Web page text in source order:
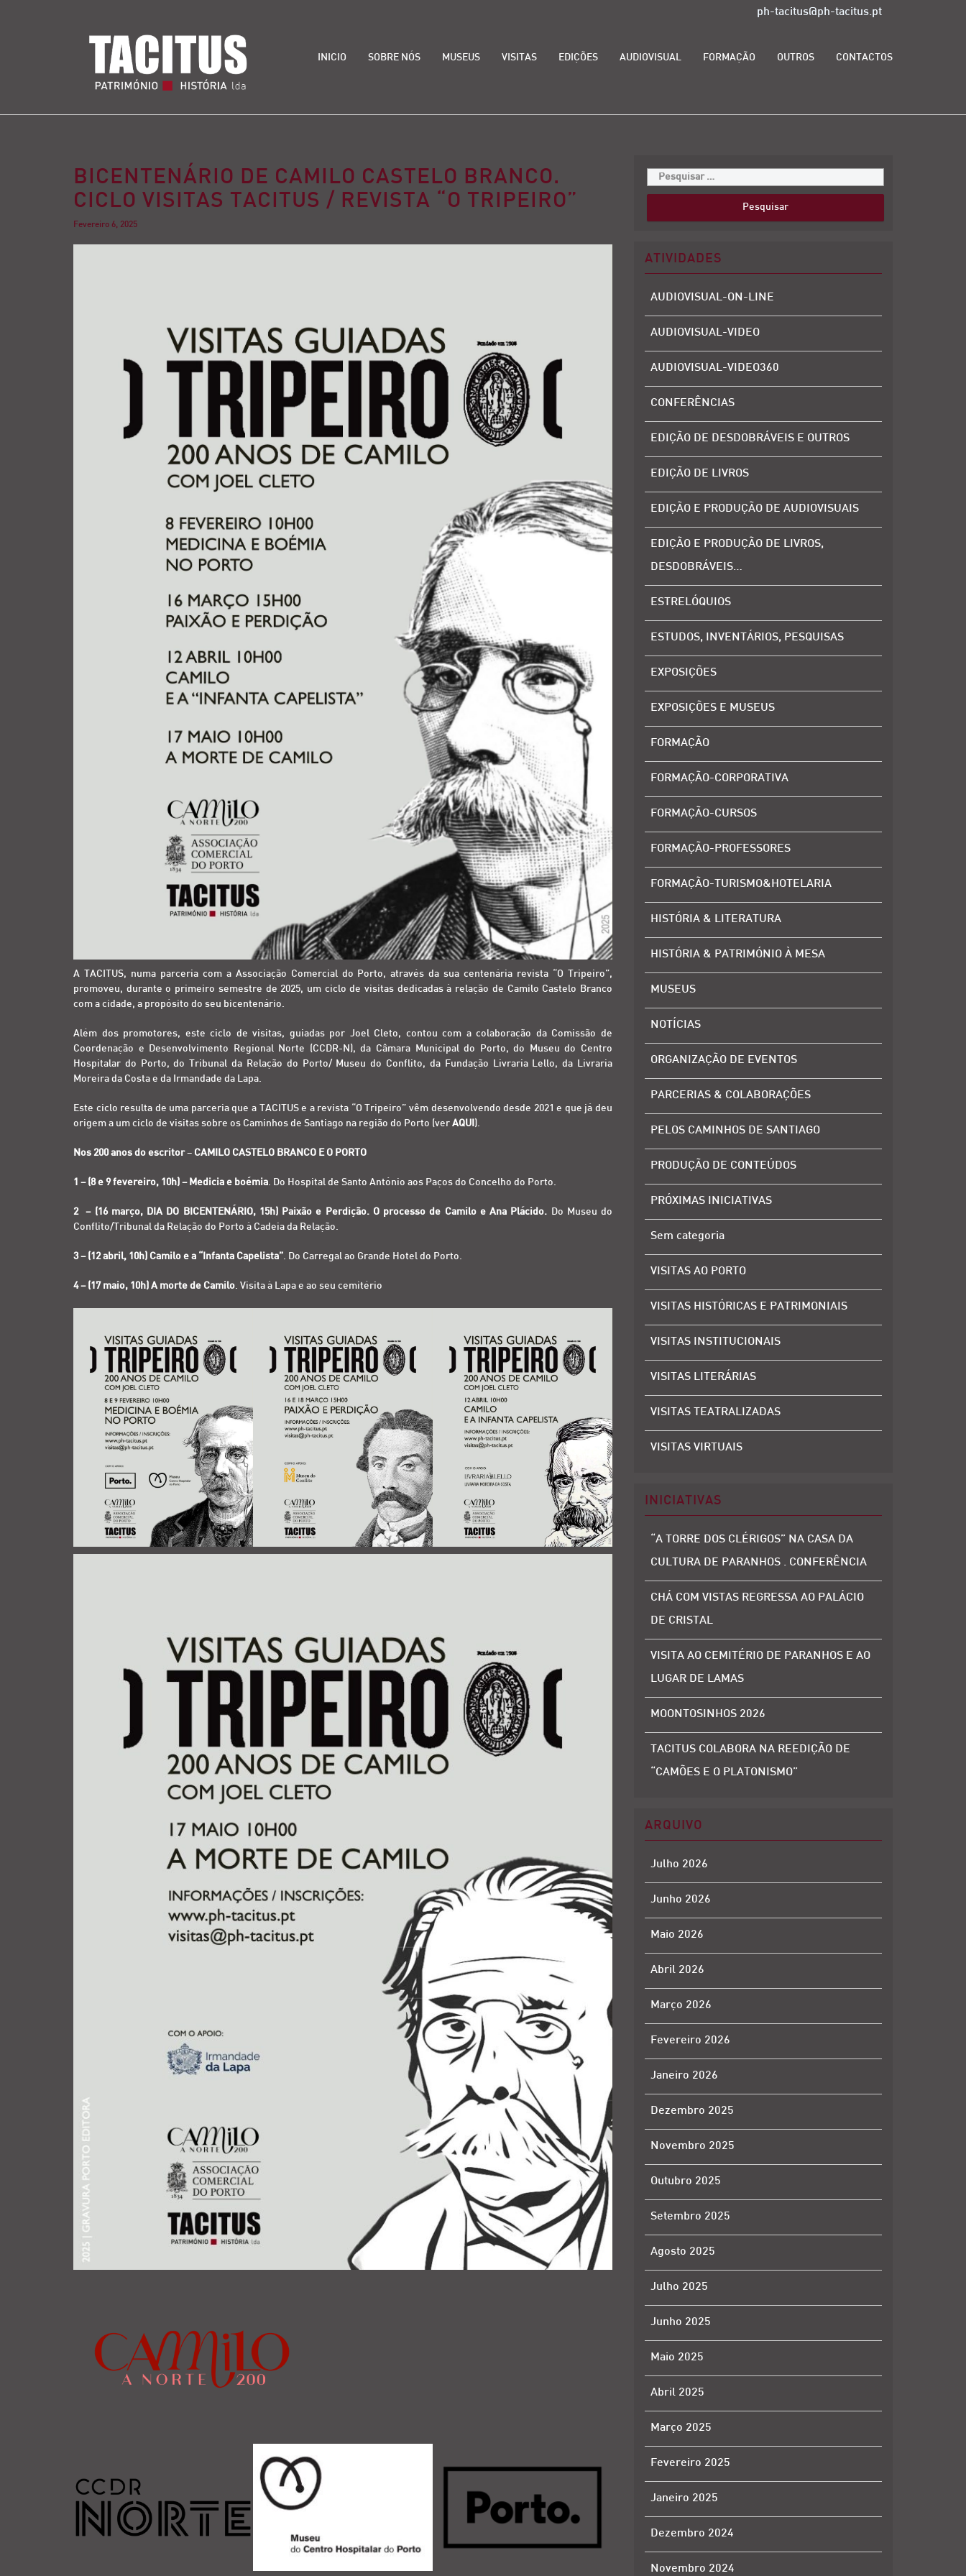
ph-tacitus@ph-tacitus.pt
INICIO SOBRE NÓS MUSEUS VISITAS EDIÇÕES AUDIOVISUAL FORMAÇÃO OUTROS CONTACTOS
BICENTENÁRIO DE CAMILO CASTELO BRANCO.
CICLO VISITAS TACITUS / REVISTA “O TRIPEIRO”
Fevereiro 6, 2025
A TACITUS, numa parceria com a Associação Comercial do Porto, através da sua centenária revista “O Tripeiro”,
promoveu, durante o primeiro semestre de 2025, um ciclo de visitas dedicadas à relação de Camilo Castelo Branco
com a cidade, a propósito do seu bicentenário.
Além dos promotores, este ciclo de visitas, guiadas por Joel Cleto, contou com a colaboração da Comissão de
Coordenação e Desenvolvimento Regional Norte (CCDR-N), da Câmara Municipal do Porto, do Museu do Centro
Hospitalar do Porto, do Tribunal da Relação do Porto/ Museu do Conflito, da Fundação Livraria Lello, da Livraria
Moreira da Costa e da Irmandade da Lapa.
Este ciclo resulta de uma parceria que a TACITUS e a revista “O Tripeiro” vêm desenvolvendo desde 2021 e que já deu
origem a um ciclo de visitas sobre os Caminhos de Santiago na região do Porto (ver AQUI ).
Nos 200 anos do escritor– CAMILO CASTELO BRANCO E O PORTO
1 – (8 e 9 fevereiro, 10h) – Medicia e boémia. Do Hospital de Santo António aos Paços do Concelho do Porto.
2 – (16 março, DIA DO BICENTENÁRIO, 15h) Paixão e Perdição. O processo de Camilo e Ana Plácido. Do Museu do
Conflito/Tribunal da Relação do Porto à Cadeia da Relação.
3 – (12 abril, 10h) Camilo e a “Infanta Capelista”. Do Carregal ao Grande Hotel do Porto.
4 – (17 maio, 10h) A morte de Camilo. Visita à Lapa e ao seu cemitério
ATIVIDADES
AUDIOVISUAL-ON-LINE
AUDIOVISUAL-VIDEO
AUDIOVISUAL-VIDEO360
CONFERÊNCIAS
EDIÇÃO DE DESDOBRÁVEIS E OUTROS
EDIÇÃO DE LIVROS
EDIÇÃO E PRODUÇÃO DE AUDIOVISUAIS
EDIÇÃO E PRODUÇÃO DE LIVROS,
DESDOBRÁVEIS…
ESTRELÓQUIOS
ESTUDOS, INVENTÁRIOS, PESQUISAS
EXPOSIÇÕES
EXPOSIÇÕES E MUSEUS
FORMAÇÃO
FORMAÇÃO-CORPORATIVA
FORMAÇÃO-CURSOS
FORMAÇÃO-PROFESSORES
FORMAÇÃO-TURISMO&HOTELARIA
HISTÓRIA & LITERATURA
HISTÓRIA & PATRIMÓNIO À MESA
MUSEUS
NOTÍCIAS
ORGANIZAÇÃO DE EVENTOS
PARCERIAS & COLABORAÇÕES
PELOS CAMINHOS DE SANTIAGO
PRODUÇÃO DE CONTEÚDOS
PRÓXIMAS INICIATIVAS
Sem categoria
VISITAS AO PORTO
VISITAS HISTÓRICAS E PATRIMONIAIS
VISITAS INSTITUCIONAIS
VISITAS LITERÁRIAS
VISITAS TEATRALIZADAS
VISITAS VIRTUAIS
INICIATIVAS
“A TORRE DOS CLÉRIGOS” NA CASA DA
CULTURA DE PARANHOS . CONFERÊNCIA
CHÁ COM VISTAS REGRESSA AO PALÁCIO
DE CRISTAL
VISITA AO CEMITÉRIO DE PARANHOS E AO
LUGAR DE LAMAS
MOONTOSINHOS 2026
TACITUS COLABORA NA REEDIÇÃO DE
“CAMÕES E O PLATONISMO”
ARQUIVO
Julho 2026
Junho 2026
Maio 2026
Abril 2026
Março 2026
Fevereiro 2026
Janeiro 2026
Dezembro 2025
Novembro 2025
Outubro 2025
Setembro 2025
Agosto 2025
Julho 2025
Junho 2025
Maio 2025
Abril 2025
Março 2025
Fevereiro 2025
Janeiro 2025
Dezembro 2024
Novembro 2024